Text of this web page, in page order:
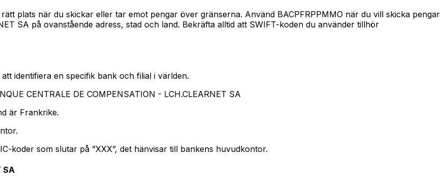
plats när du skickar eller tar emot pengar över gränserna. Använd BACPFRPPMMO när du vill skicka pengar
SA på ovanstående adress, stad och land. Bekräfta alltid att SWIFT-koden du använder tillhör
identifiera en specifik bank och filial i världen.
CENTRALE DE COMPENSATION - LCH.CLEARNET SA
är Frankrike.
koder som slutar på ”XXX”, det hänvisar till bankens huvudkontor.
SA